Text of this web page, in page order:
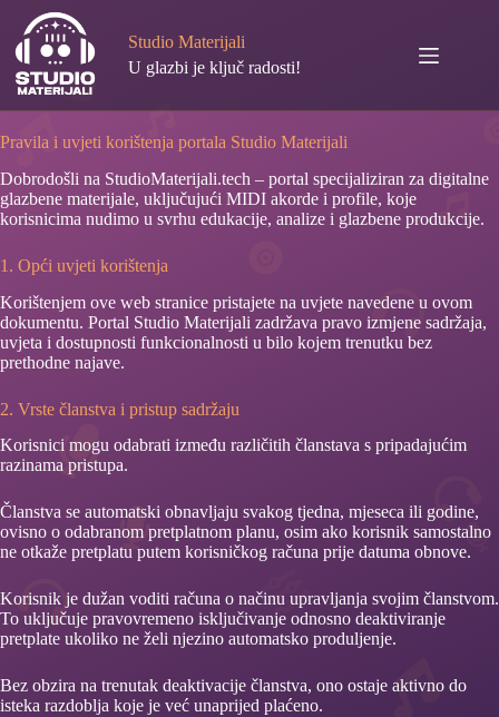
Preskoči
sadržaj
Studio Materijali
U glazbi je ključ radosti!
Pravila i uvjeti korištenja portala Studio Materijali
Dobrodošli na StudioMaterijali.tech – portal specijaliziran za digitalne
glazbene materijale, uključujući MIDI akorde i profile, koje
korisnicima nudimo u svrhu edukacije, analize i glazbene produkcije.
1. Opći uvjeti korištenja
Korištenjem ove web stranice pristajete na uvjete navedene u ovom
dokumentu. Portal Studio Materijali zadržava pravo izmjene sadržaja,
uvjeta i dostupnosti funkcionalnosti u bilo kojem trenutku bez
prethodne najave.
2. Vrste članstva i pristup sadržaju
Korisnici mogu odabrati između različitih članstava s pripadajućim
razinama pristupa.
Članstva se automatski obnavljaju svakog tjedna, mjeseca ili godine,
ovisno o odabranom pretplatnom planu, osim ako korisnik samostalno
ne otkaže pretplatu putem korisničkog računa prije datuma obnove.
Korisnik je dužan voditi računa o načinu upravljanja svojim članstvom.
To uključuje pravovremeno isključivanje odnosno deaktiviranje
pretplate ukoliko ne želi njezino automatsko produljenje.
Bez obzira na trenutak deaktivacije članstva, ono ostaje aktivno do
isteka razdoblja koje je već unaprijed plaćeno.